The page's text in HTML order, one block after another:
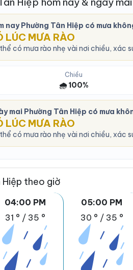
nay Phường Tân Hiệp có mưa
LÚC MƯA RÀO
có mưa rào nhẹ vài nơi chiều, xác
Chiều
🌧️ 100%
mai Phường Tân Hiệp có mưa
LÚC MƯA RÀO
có mưa rào nhẹ vài nơi chiều, xác
Hiệp theo giờ
04:00 PM
31 ° / 35 °
05:00 PM
30 ° / 35 °